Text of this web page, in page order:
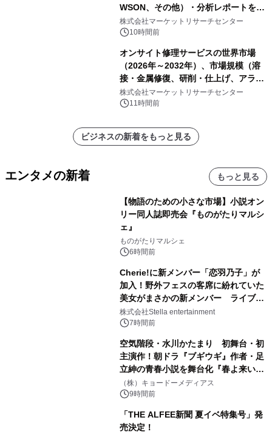
WSON、その他）・分析レポートを発
表
株式会社マーケットリサーチセンター
10時間前
オンサイト修理サービスの世界市場
（2026年～2032年）、市場規模（溶
接・金属修復、研削・仕上げ、アライ
メント、その他）・分析レポートを発
表
株式会社マーケットリサーチセンター
11時間前
ビジネスの新着をもっと見る
エンタメの新着 もっと見る
【物語のための小さな市場】小説オン
リー同人誌即売会『ものがたりマルシ
ェ』
ものがたりマルシェ
6時間前
Cherie!に新メンバー「恋羽乃子」が
加入！野外フェスの客席に紛れていた
美女がまさかの新メンバー ライブ中
のサプライズ発表に会場騒然
株式会社Stella entertainment
7時間前
空気階段・水川かたまり 初舞台・初
主演作！朝ドラ『ブギウギ』作者・足
立紳の青春小説を舞台化『春よ来い、
マジで来い』キービジュアル解禁！
（株）キョードーメディアス
9時間前
「THE ALFEE新聞 夏イベ特集号」発
売決定！